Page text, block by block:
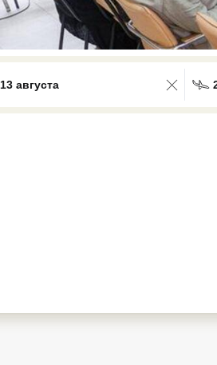
13 августа